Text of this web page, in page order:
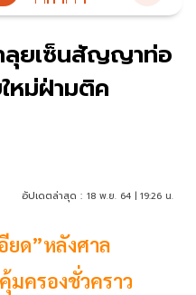
ลุยเซ็นสัญญาท่อ
หม่ฝ่ามติค
อัปเดตล่าสุด : 18 พ.ย. 64 | 19:26 น.
ยด”หลังศาล
มครองชั่วคราว